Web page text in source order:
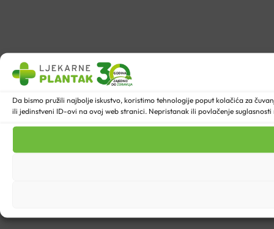
Da bismo pružili najbolje iskustvo, koristimo tehnologije poput kolačića za
ili jedinstveni ID-ovi na ovoj web stranici. Nepristanak ili povlačenje